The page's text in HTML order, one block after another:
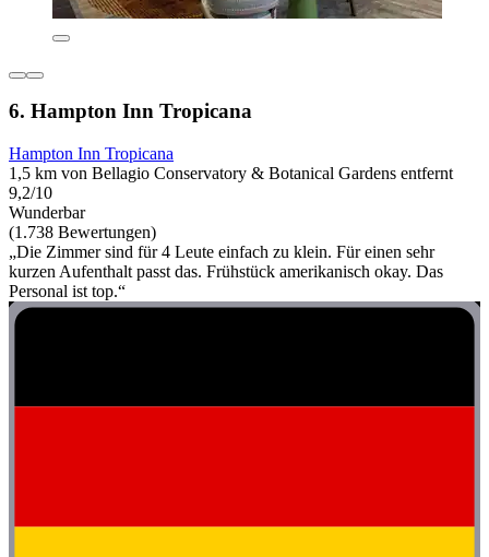
6. Hampton Inn Tropicana
Hampton Inn Tropicana
1,5 km von Bellagio Conservatory & Botanical Gardens entfernt
9,2/10
Wunderbar
(1.738 Bewertungen)
„Die Zimmer sind für 4 Leute einfach zu klein. Für einen sehr
kurzen Aufenthalt passt das. Frühstück amerikanisch okay. Das
Personal ist top.“